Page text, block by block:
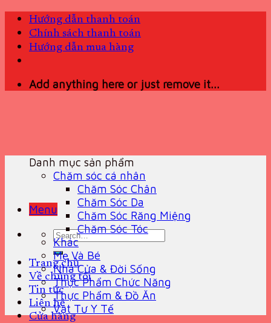
Skip
content
Hướng dẫn thanh toán
Chính sách thanh toán
Hướng dẫn mua hàng
Add anything here or just remove it...
Menu
Search
for:
Trang chủ
Về chúng tôi
Tin tức
Liên hệ
Cửa hàng
Danh mục sản phẩm
Chăm sóc cá nhân
Chăm Sóc Chân
Chăm Sóc Da
Chăm Sóc Răng Miệng
Chăm Sóc Tóc
Khác
Mẹ Và Bé
Nhà Cửa & Đời Sống
Thực Phẩm Chức Năng
Thực Phẩm & Đồ Ăn
Vật Tư Y Tế